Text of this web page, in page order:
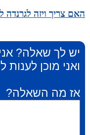
האם צריך ויזה לגרנדה
יש לך שאלה?
ואני מוכן
אז מה השאלה?